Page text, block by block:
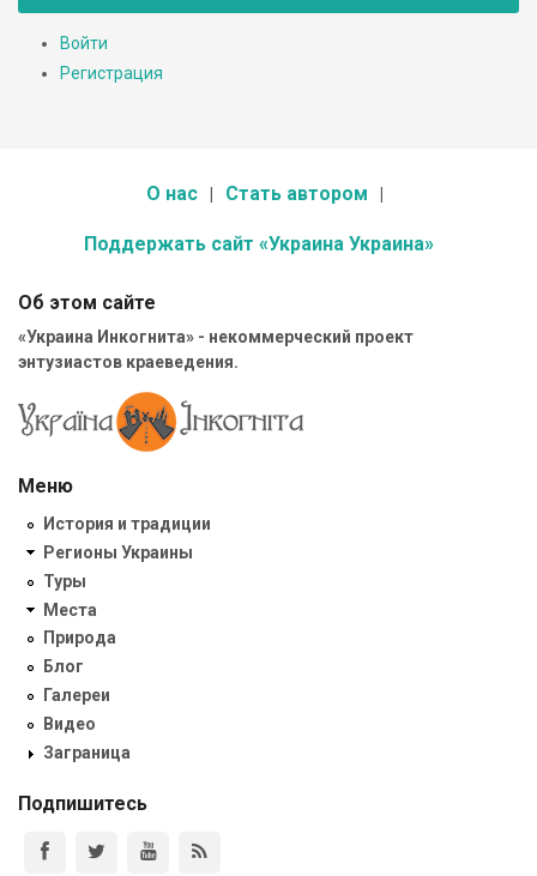
Войти
Регистрация
О нас Стать автором
Поддержать сайт «Украина Украина»
Об этом сайте
«Украина Инкогнита» - некоммерческий проект
энтузиастов краеведения.
Меню
История и традиции
Регионы Украины
Туры
Места
Природа
Блог
Галереи
Видео
Заграница
Подпишитесь